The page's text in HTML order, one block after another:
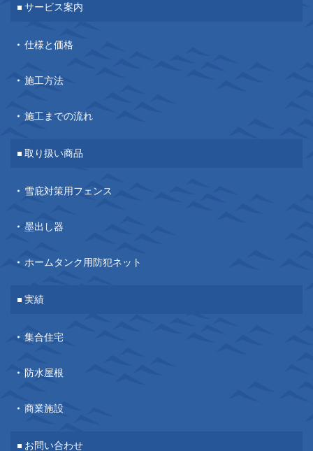
サービス案内
仕様と価格
施工方法
施工までの流れ
取り扱い商品
雪庇対策用フェンス
墨出し器
ホームタンク用防犯ネット
実績
集合住宅
防水屋根
商業施設
お問い合わせ